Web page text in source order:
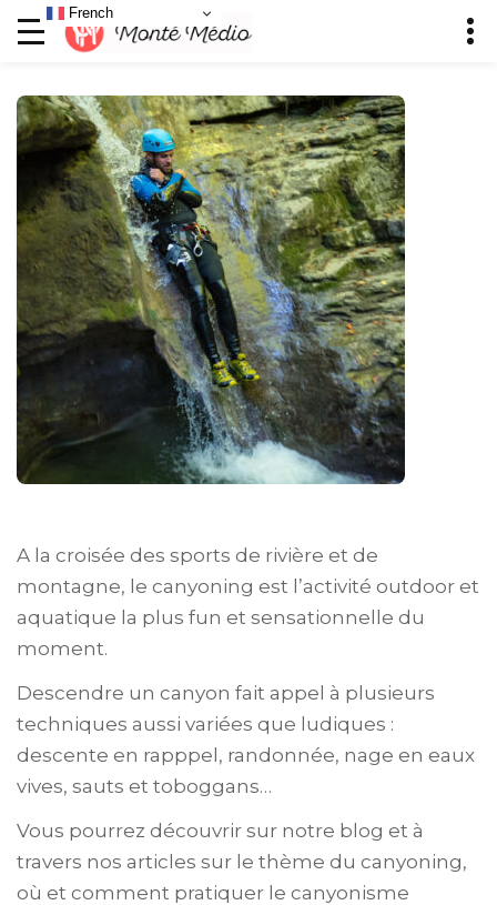
A la croisée des sports de rivière et de
montagne, le canyoning est l’activité outdoor et
aquatique la plus fun et sensationnelle du
moment.
Descendre un canyon fait appel à plusieurs
techniques aussi variées que ludiques :
descente en rapppel, randonnée, nage en eaux
vives, sauts et toboggans…
Vous pourrez découvrir sur notre blog et à
travers nos articles sur le thème du canyoning,
où et comment pratiquer le canyonisme
French